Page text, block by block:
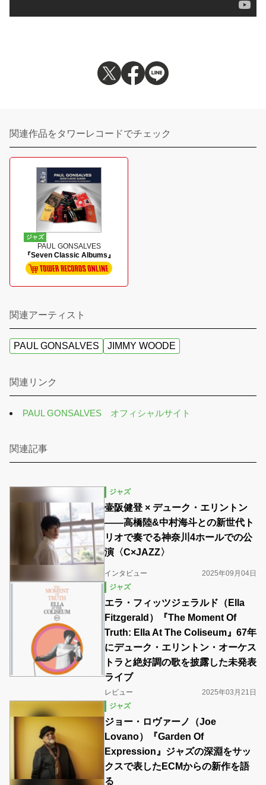
関連作品をタワーレコードでチェック
ジャズ
PAUL GONSALVES
『Seven Classic Albums』
関連アーティスト
PAUL GONSALVES JIMMY WOODE
関連リンク
PAUL GONSALVES オフィシャルサイト
関連記事
ジャズ
壷阪健登 × デューク・エリントン
――高橋陸&中村海斗との新世代ト
リオで奏でる神奈川4ホールでの公
演〈C×JAZZ〉
インタビュー
2025年09月04日
ジャズ
エラ・フィッツジェラルド（Ella
Fitzgerald）『The Moment Of
Truth: Ella At The Coliseum』67年
にデューク・エリントン・オーケス
トラと絶好調の歌を披露した未発表
ライブ
レビュー
2025年03月21日
ジャズ
ジョー・ロヴァーノ（Joe
Lovano）『Garden Of
Expression』ジャズの深淵をサッ
クスで表したECMからの新作を語
る